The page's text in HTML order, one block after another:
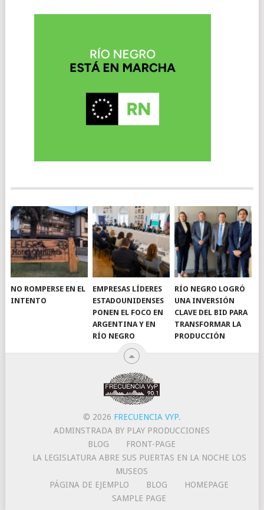
NO ROMPERSE EN EL
INTENTO
EMPRESAS LÍDERES
ESTADOUNIDENSES
PONEN EL FOCO EN
ARGENTINA Y EN
RÍO NEGRO
RÍO NEGRO LOGRÓ
UNA INVERSIÓN
CLAVE DEL BID PARA
TRANSFORMAR LA
PRODUCCIÓN
© 2026 FRECUENCIA VYP.
ADMINSTRADA BY PLAY PRODUCCIONES
BLOG
FRONT-PAGE
LA LEGISLATURA ABRE SUS PUERTAS EN LA NOCHE LOS
MUSEOS
PÁGINA DE EJEMPLO
BLOG
HOMEPAGE
SAMPLE PAGE